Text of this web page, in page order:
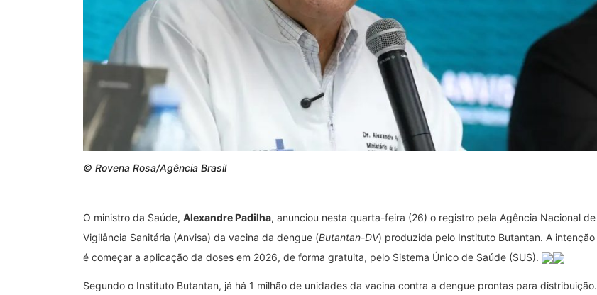
© Rovena Rosa/Agência Brasil
O ministro da Saúde, Alexandre Padilha, anunciou nesta quarta-feira (26) o registro pela Agência Nacional de
Vigilância Sanitária (Anvisa) da vacina da dengue (Butantan-DV) produzida pelo Instituto Butantan. A intenção
é começar a aplicação da doses em 2026, de forma gratuita, pelo Sistema Único de Saúde (SUS).
Segundo o Instituto Butantan, já há 1 milhão de unidades da vacina contra a dengue prontas para distribuição.